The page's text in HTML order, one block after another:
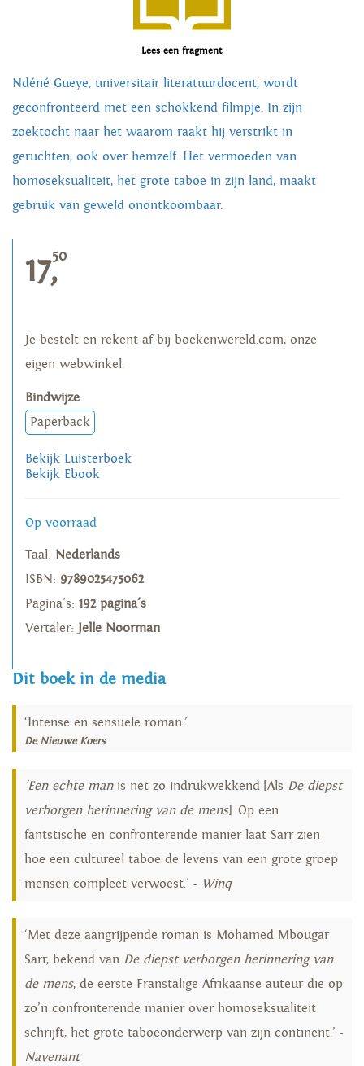
Lees een fragment
Ndéné Gueye, universitair literatuurdocent, wordt
geconfronteerd met een schokkend filmpje. In zijn
zoektocht naar het waarom raakt hij verstrikt in
geruchten, ook over hemzelf. Het vermoeden van
homoseksualiteit, het grote taboe in zijn land, maakt
gebruik van geweld onontkoombaar.
17,50
Je bestelt en rekent af bij boekenwereld.com, onze
eigen webwinkel.
Bindwijze
Paperback
Bekijk Luisterboek
Bekijk Ebook
Op voorraad
Taal: Nederlands
ISBN: 9789025475062
Pagina's: 192 pagina's
Vertaler: Jelle Noorman
Dit boek in de media
‘Intense en sensuele roman.’
De Nieuwe Koers
'Een echte manis net zo indrukwekkend [Als De diepst
verborgen herinnering van de mens]. Op een
fantstische en confronterende manier laat Sarr zien
hoe een cultureel taboe de levens van een grote groep
mensen compleet verwoest.' - Winq
‘Met deze aangrijpende roman is Mohamed Mbougar
Sarr, bekend van De diepst verborgen herinnering van
de mens, de eerste Franstalige Afrikaanse auteur die op
zo’n confronterende manier over homoseksualiteit
schrijft, het grote taboeonderwerp van zijn continent.’ -
Navenant